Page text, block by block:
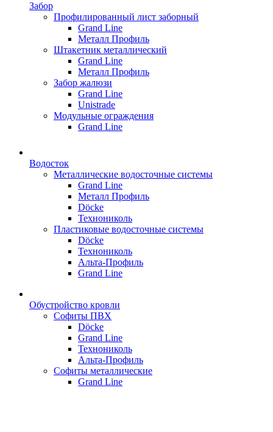
Забор
Профилированный лист заборный
Grand Line
Металл Профиль
Штакетник металлический
Grand Line
Металл Профиль
Забор жалюзи
Grand Line
Unistrade
Модульные ограждения
Grand Line
Водосток
Металлические водосточные системы
Grand Line
Металл Профиль
Döсkе
Технониколь
Пластиковые водосточные системы
Döcke
Технониколь
Альта-Профиль
Grand Line
Обустройство кровли
Софиты ПВХ
Döcke
Grand Line
Технониколь
Альта-Профиль
Софиты металлические
Grand Line